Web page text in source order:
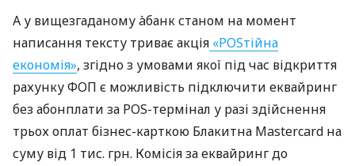
А у вищезгаданому àбанк станом на момент
написання тексту триває акція «POSтійна
економія», згідно з умовами якої під час відкриття
рахунку ФОП є можливість підключити еквайринг
без абонплати за POS-термінал у разі здійснення
трьох оплат бізнес-карткою Блакитна Mastercard на
суму від 1 тис. грн. Комісія за еквайринг до